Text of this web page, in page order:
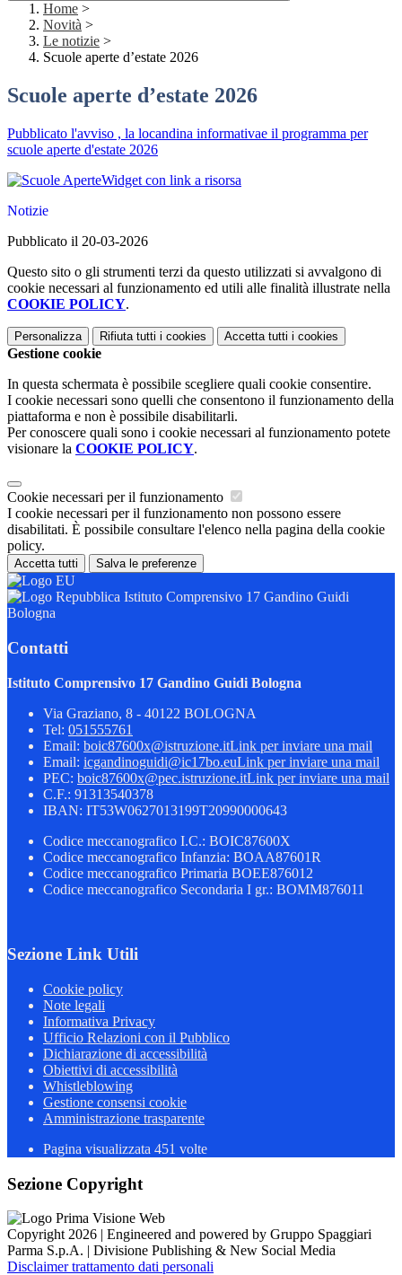
Home >
Novità >
Le notizie >
Scuole aperte d’estate 2026
Scuole aperte d’estate 2026
Pubblicato l'avviso , la locandina informativae il programma per
scuole aperte d'estate 2026
Widget con link a risorsa
Notizie
Pubblicato il 20-03-2026
Questo sito o gli strumenti terzi da questo utilizzati si avvalgono di
cookie necessari al funzionamento ed utili alle finalità illustrate nella
COOKIE POLICY.
Personalizza Rifiuta tutti i cookies Accetta tutti i cookies
Gestione cookie
In questa schermata è possibile scegliere quali cookie consentire.
I cookie necessari sono quelli che consentono il funzionamento della
piattaforma e non è possibile disabilitarli.
Per conoscere quali sono i cookie necessari al funzionamento potete
visionare la COOKIE POLICY.
Cookie necessari per il funzionamento
I cookie necessari per il funzionamento non possono essere
disabilitati. È possibile consultare l'elenco nella pagina della cookie
policy.
Accetta tutti Salva le preferenze
Istituto Comprensivo 17 Gandino Guidi
Bologna
Contatti
Istituto Comprensivo 17 Gandino Guidi Bologna
Via Graziano, 8 - 40122 BOLOGNA
Tel: 051555761
Email: boic87600x@istruzione.itLink per inviare una mail
Email: icgandinoguidi@ic17bo.euLink per inviare una mail
PEC: boic87600x@pec.istruzione.itLink per inviare una mail
C.F.: 91313540378
IBAN: IT53W0627013199T20990000643
Codice meccanografico I.C.: BOIC87600X
Codice meccanografico Infanzia: BOAA87601R
Codice meccanografico Primaria BOEE876012
Codice meccanografico Secondaria I gr.: BOMM876011
Sezione Link Utili
Cookie policy
Note legali
Informativa Privacy
Ufficio Relazioni con il Pubblico
Dichiarazione di accessibilità
Obiettivi di accessibilità
Whistleblowing
Gestione consensi cookie
Amministrazione trasparente
Pagina visualizzata 451 volte
Sezione Copyright
Copyright 2026 | Engineered and powered by Gruppo Spaggiari
Parma S.p.A. | Divisione Publishing & New Social Media
Disclaimer trattamento dati personali